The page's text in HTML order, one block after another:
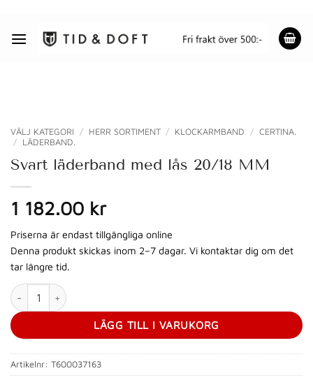
content
VÄLJ KATEGORI / HERR SORTIMENT / KLOCKARMBAND / CERTINA.
/
LÄDERBAND.
Svart läderband med lås 20/18 MM
1 182.00 kr
Priserna är endast tillgängliga online
Denna produkt skickas inom 2–7 dagar. Vi kontaktar dig om det
tar längre tid.
Svart läderband med lås 20/18 MM mängd
LÄGG TILL I VARUKORG
Artikelnr: T600037163